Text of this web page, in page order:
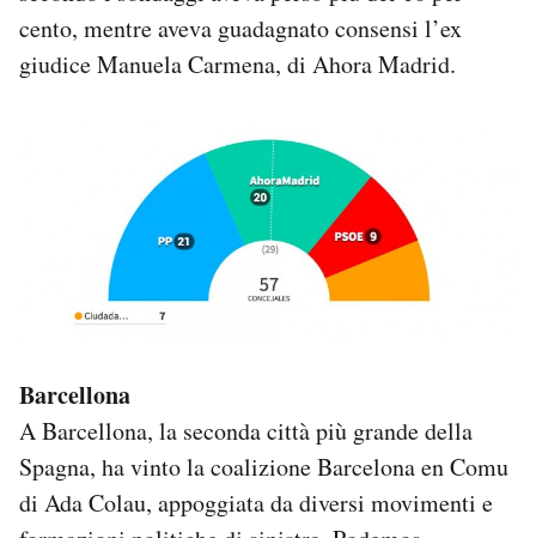
cento, mentre aveva guadagnato consensi l’ex
giudice Manuela Car­mena, di Ahora Madrid.
Barcellona
A Barcellona, la seconda città più grande della
Spagna, ha vinto la coalizione Barcelona en Comu
di Ada Colau, appoggiata da diversi movimenti e